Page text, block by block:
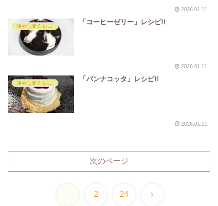
2026.01.11
「コーヒーゼリー」レシピ!!
2026.01.11
冷やし菓子 レシピ
「パンナコッタ」レシピ!!
2026.01.11
次のページ
2 24 次